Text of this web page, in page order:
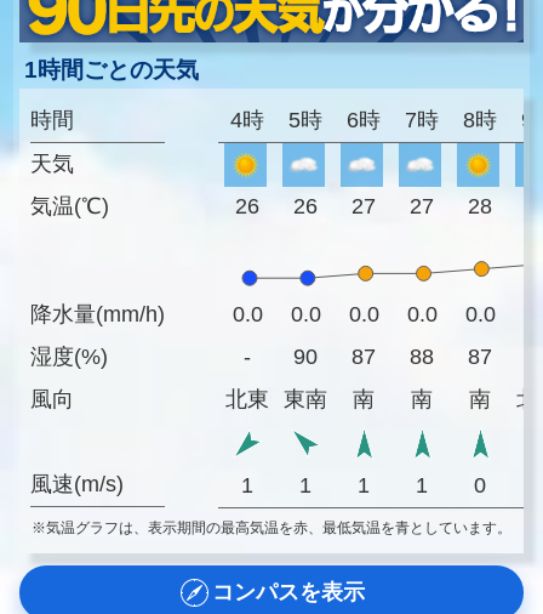
1時間ごとの天気
時間
天気
気温(℃)
降水量(mm/h)
湿度(%)
風向
風速(m/s)
4時 5時 6時 7時 8時 9
26 26 27 27 28
0.0 0.0 0.0 0.0 0.0
-
90 87 88 87
北東
東南 南 南 南 北
1 1 1 1 0
※気温グラフは、表示期間の最高気温を赤、最低気温を青としています。
コンパスを表示